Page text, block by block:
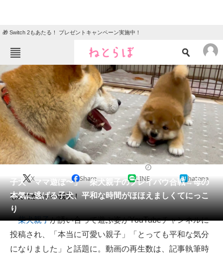
🎁 Switch 2もあたる！ プレゼントキャンペーン実施中！
ねとらぼメニュー
TOP ニュース
エンタメ クイズ
グルメ 地域
住まい 教育・育児
動物 リサーチ
会員記事
メディア
注目記事を集めた総合ページ
ITの今と未来を見通す
子犬「ママ遊ぼ〜」 柴犬親子のプレイバウ合戦→母の
本気に逃げる子犬、平和な時間がほほえましくてにっこ
り
X Share LINE hatena
なんてかわいい親子！
柴犬親子が誘い合って遊ぶ姿がYouTubeチャンネルに
投稿され、「本当に可愛い親子」「とっても平和な気分
になりました」と話題に。動画の再生数は、記事執筆時